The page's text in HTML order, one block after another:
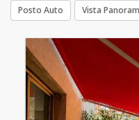
Posto Auto Vista